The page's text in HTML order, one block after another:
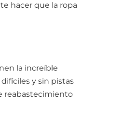
hacer que la ropa
la increíble
y sin pistas
reabastecimiento